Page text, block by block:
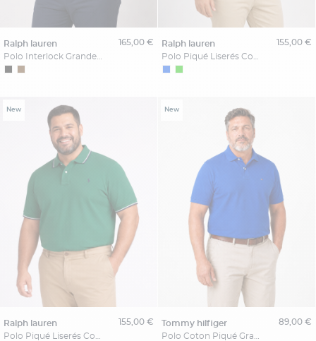
ralph lauren
165,00 €
ralph lauren
155,00 €
New
ralph lauren
155,00 €
New
tommy hilfiger
89,00 €